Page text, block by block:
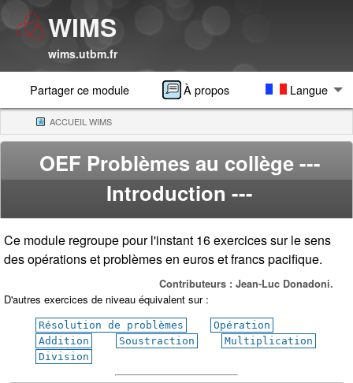
WIMS
wims.utbm.fr
Partager ce module À propos Langue
ACCUEIL WIMS(CURRENT)
OEF Problèmes au collège ---
Introduction ---
Ce module regroupe pour l'instant 16 exercices sur le sens
des opérations et problèmes en euros et francs pacifique.
Contributeurs : Jean-Luc Donadoni.
D'autres exercices de niveau équivalent sur :
Résolution de problèmes
Opération
Addition
Soustraction
Multiplication
Division